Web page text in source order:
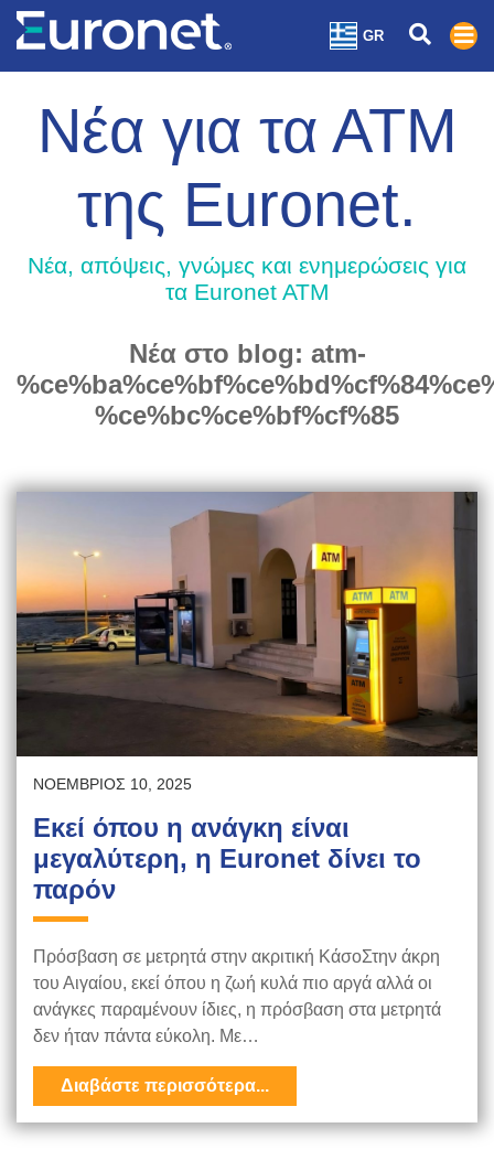
GR
Νέα για τα ΑΤΜ
της Euronet.
Nέα, απόψεις, γνώμες και ενημερώσεις για
τα Euronet ATM
Νέα στο blog: atm-
%ce%bc%ce%bf%cf%85
ΝΟΈΜΒΡΙΟΣ 10, 2025
Εκεί όπου η ανάγκη είναι
μεγαλύτερη, η Euronet δίνει το
παρόν
Πρόσβαση σε μετρητά στην ακριτική ΚάσοΣτην άκρη
του Αιγαίου, εκεί όπου η ζωή κυλά πιο αργά αλλά οι
ανάγκες παραμένουν ίδιες, η πρόσβαση στα μετρητά
δεν ήταν πάντα εύκολη. Με…
Διαβάστε περισσότερα...